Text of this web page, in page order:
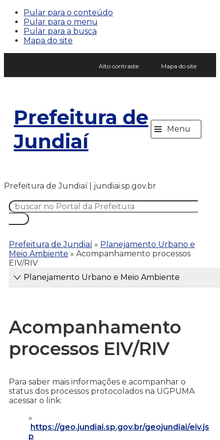
Pular para o conteúdo
Pular para o menu
Pular para a busca
Mapa do site
Alto contraste Mapa do site
Prefeitura de
Jundiaí
≡ Menu
Prefeitura de Jundiaí | jundiai.sp.gov.br
Prefeitura de Jundiaí » Planejamento Urbano e
Meio Ambiente » Acompanhamento processos
EIV/RIV
Planejamento Urbano e Meio Ambiente
Acompanhamento
processos EIV/RIV
Para saber mais informações e acompanhar o
status dos processos protocolados na UGPUMA
acessar o link:
https://geo.jundiai.sp.gov.br/geojundiai/eiv.js
p